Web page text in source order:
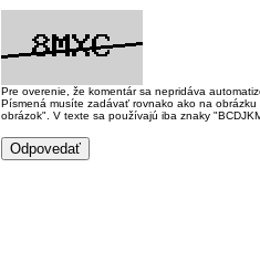
Pre overenie, že komentár sa nepridáva
Písmená musíte zadávať rovnako ako na
obrázok". V texte sa používajú iba znaky